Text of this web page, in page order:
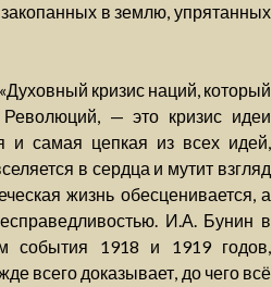
в землю, упрятанных
кризис наций, который
— это кризис идеи
и самая цепкая из всех идей,
в сердца и мутит взгляд
жизнь обесценивается, а
И.А. Бунин в
события 1918 и 1919 годов,
всего доказывает, до чего всё